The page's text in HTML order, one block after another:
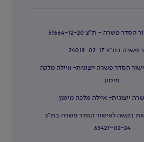
פשרה - ת"צ 51664-12-20
בת"צ 24019-02-17
הסדר פשרה ייצוגית- איילה מלכה
מימון
ייצוגית- איילה מלכה מימון
בקשה לאישור הסדר פשרה בת"צ
63427-02-24